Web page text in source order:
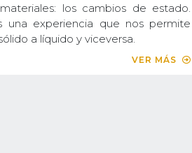
los cambios de estado.
una experiencia que nos permite
a líquido y viceversa.
VER MÁS